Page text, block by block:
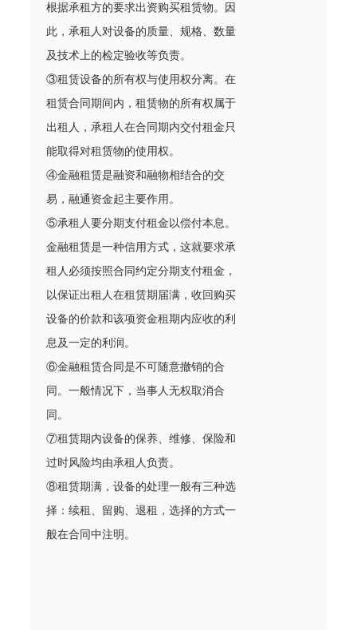
根据承租方的要求出资购买租赁物。因
此，承租人对设备的质量、规格、数量
及技术上的检定验收等负责。
③租赁设备的所有权与使用权分离。在
租赁合同期间内，租赁物的所有权属于
出租人，承租人在合同期内交付租金只
能取得对租赁物的使用权。
④金融租赁是融资和融物相结合的交
易，融通资金起主要作用。
⑤承租人要分期支付租金以偿付本息。
金融租赁是一种信用方式，这就要求承
租人必须按照合同约定分期支付租金，
以保证出租人在租赁期届满，收回购买
设备的价款和该项资金租期内应收的利
息及一定的利润。
⑥金融租赁合同是不可随意撤销的合
同。一般情况下，当事人无权取消合
同。
⑦租赁期内设备的保养、维修、保险和
过时风险均由承租人负责。
⑧租赁期满，设备的处理一般有三种选
择：续租、留购、退租，选择的方式一
般在合同中注明。